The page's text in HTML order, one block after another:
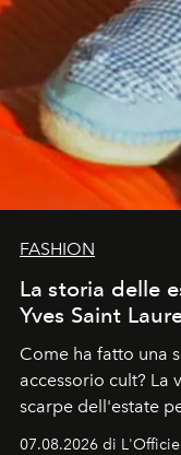
FASHION
La storia delle
Yves Saint
Come ha fatto una
accessorio cult? La
scarpe dell'estate
07.08.2026 di